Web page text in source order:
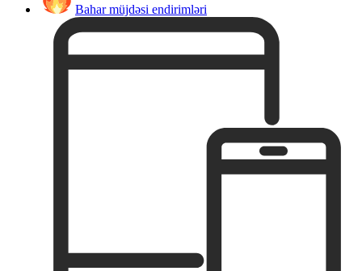
Bahar müjdəsi endirimləri